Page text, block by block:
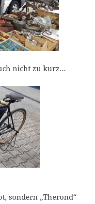
nicht zu kurz…
sondern „Therond“